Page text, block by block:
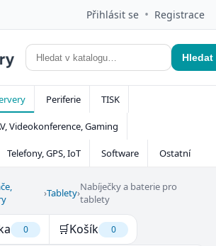
Přihlásit se • Registrace
Hledat
Periferie TISK
Videokonference, Gaming
Telefony, GPS, IoT Software Ostatní
›Tablety›Nabíječky a baterie pro
tablety
0 🛒Košík 0